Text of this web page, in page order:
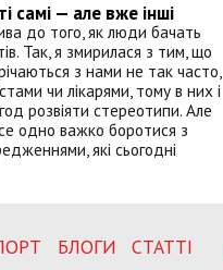
самі — але вже інші
до того, як люди бачать
Так, я змирилася з тим, що
з нами не так часто,
чи лікарями, тому в них і
розвіяти стереотипи. Але
одно важко боротися з
які сьогодні
БЛОГИ СТАТТІ